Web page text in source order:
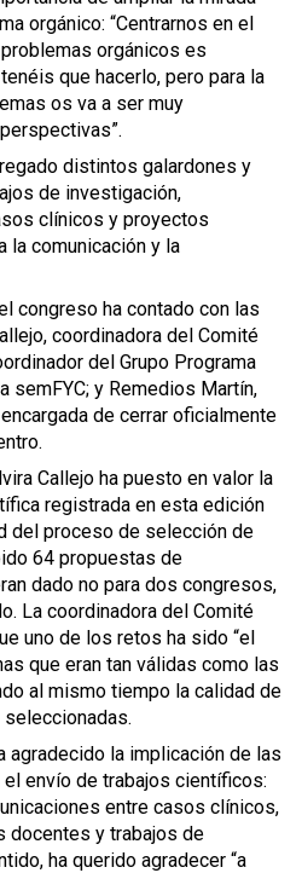
orgánico: “Centrarnos en el
orgánicos es
que hacerlo, pero para la
os va a ser muy
distintos galardones y
de investigación,
clínicos y proyectos
la comunicación y la
congreso ha contado con las
coordinadora del Comité
del Grupo Programa
semFYC; y Remedios Martín,
de cerrar oficialmente
Callejo ha puesto en valor la
registrada en esta edición
del proceso de selección de
64 propuestas de
dado no para dos congresos,
La coordinadora del Comité
uno de los retos ha sido “el
que eran tan válidas como las
al mismo tiempo la calidad de
agradecido la implicación de las
envío de trabajos científicos:
entre casos clínicos,
docentes y trabajos de
ha querido agradecer “a